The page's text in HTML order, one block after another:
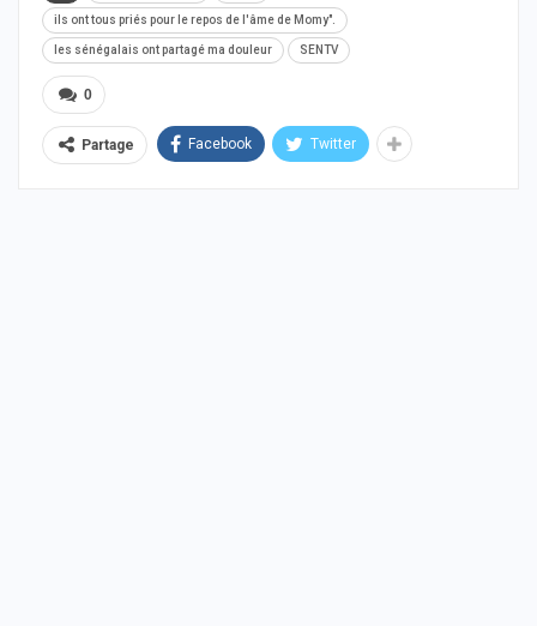
ils ont tous priés pour le repos de l'âme de Momy".
les sénégalais ont partagé ma douleur SENTV
0
Partage Facebook Twitter